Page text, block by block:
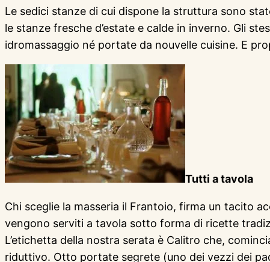
Le sedici stanze di cui dispone la struttura sono
le stanze fresche d’estate e calde in inverno. Gli
idromassaggio né portate da nouvelle cuisine. E
Tutti a tavola
Chi sceglie la masseria il Frantoio, firma un tacito
vengono serviti a tavola sotto forma di ricette
L’etichetta della nostra serata è Calitro che,
riduttivo. Otto portate segrete (uno dei vezzi dei